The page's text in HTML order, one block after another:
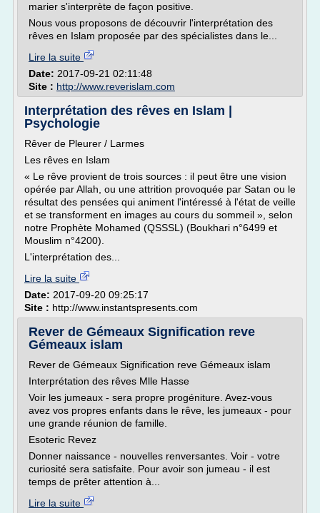
marier s'interprète de façon positive.
Nous vous proposons de découvrir l'interprétation des
rêves en Islam proposée par des spécialistes dans le...
Lire la suite
Date: 2017-09-21 02:11:48
Site : http://www.reverislam.com
Interprétation des rêves en Islam |
Psychologie
Rêver de Pleurer / Larmes
Les rêves en Islam
« Le rêve provient de trois sources : il peut être une vision
opérée par Allah, ou une attrition provoquée par Satan ou le
résultat des pensées qui animent l'intéressé à l'état de veille
et se transforment en images au cours du sommeil », selon
notre Prophète Mohamed (QSSSL) (Boukhari n°6499 et
Mouslim n°4200).
L'interprétation des...
Lire la suite
Date: 2017-09-20 09:25:17
Site : http://www.instantspresents.com
Rever de Gémeaux Signification reve
Gémeaux islam
Rever de Gémeaux Signification reve Gémeaux islam
Interprétation des rêves Mlle Hasse
Voir les jumeaux - sera propre progéniture. Avez-vous
avez vos propres enfants dans le rêve, les jumeaux - pour
une grande réunion de famille.
Esoteric Revez
Donner naissance - nouvelles renversantes. Voir - votre
curiosité sera satisfaite. Pour avoir son jumeau - il est
temps de prêter attention à...
Lire la suite